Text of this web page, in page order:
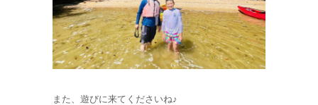
また、遊びに来てくださいね♪